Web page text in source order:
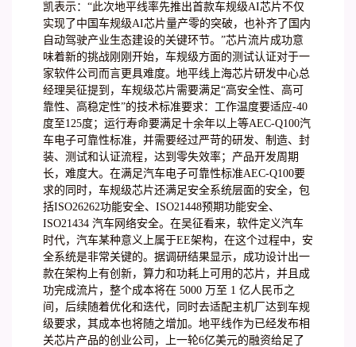
凯表示：“此次地平线率先推出首款车规级AI芯片不仅
实现了中国车规级AI芯片量产零的突破，也补齐了国内
自动驾驶产业生态建设的关键环节。”芯片流片成功意
味着新的挑战刚刚开始，车规级方面的测试认证对于一
家软件公司而言更具难度。地平线上海芯片研发中心总
经理吴征提到，车规级芯片需要满足“高安全性、高可
靠性、高稳定性”的技术标准要求：工作温度要适应-40
度至125度；运行寿命要满足十余年以上等AEC-Q100汽
车电子可靠性标准，并需要经过严苛的研发、制造、封
装、测试和认证流程，达到零失效率；产品开发周期
长，难度大。在满足汽车电子可靠性标准AEC-Q100要
求的同时，车规级芯片还满足安全系统层面的安全，包
括ISO26262功能安全、ISO21448预期功能安全、
ISO21434 汽车网络安全。在吴征看来，软件定义汽车
时代，汽车某种意义上属于EE架构，在这个过程中，安
全系统是非常关键的。据调研结果显示，成功设计出一
款在架构上有创新，算力和功耗上可用的芯片，并且成
功完成流片，整个成本将在 5000 万至 1 亿人民币之
间，后续随着优化和迭代，同时去适配主机厂达到车规
级要求，其成本也将随之增加。地平线作为已经发布相
关芯片产品的创业公司，上一轮6亿美元的融资给足了